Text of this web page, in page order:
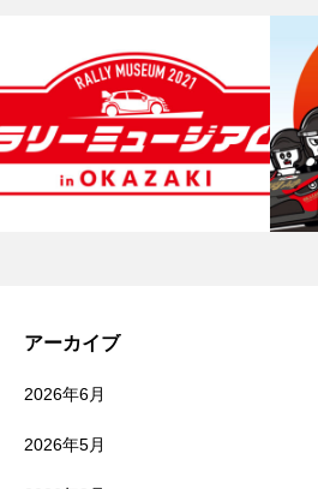
アーカイブ
2026年6月
2026年5月